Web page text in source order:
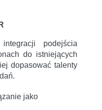
podejścia
do istniejących
dopasować talenty
jako